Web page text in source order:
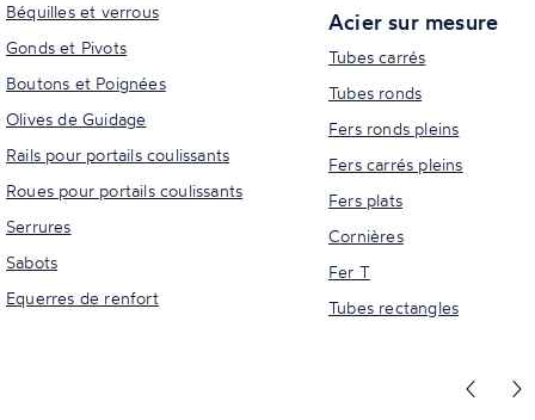
Béquilles et verrous
Gonds et Pivots
Boutons et Poignées
Olives de Guidage
Rails pour portails coulissants
Roues pour portails coulissants
Serrures
Sabots
Equerres de renfort
Acier sur mesure
Tubes carrés
Tubes ronds
Fers ronds pleins
Fers carrés pleins
Fers plats
Cornières
Fer T
Tubes rectangles